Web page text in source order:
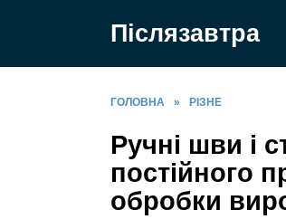
Післязавтра
ГОЛОВНА » РІЗНЕ
Ручні шви і
постійного
обробки